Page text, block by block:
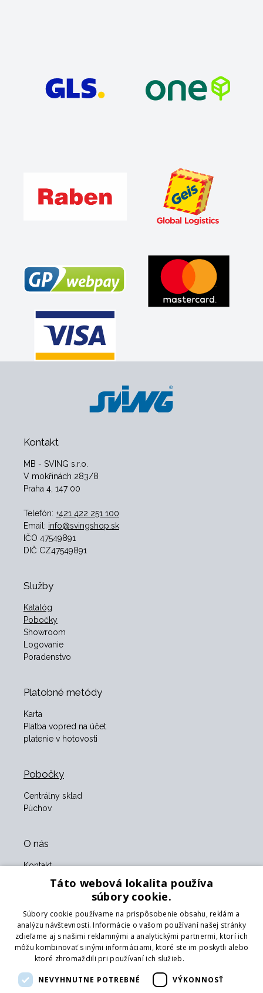
Kontakt
MB - SVING s.r.o.
V mokřinách 283/8
Praha 4, 147 00
Telefón: +421 422 251 100
Email: info@svingshop.sk
IČO 47549891
DIČ CZ47549891
Služby
Katalóg
Pobočky
Showroom
Logovanie
Poradenstvo
Platobné metódy
Karta
Platba vopred na účet
platenie v hotovosti
Pobočky
Centrálny sklad
Púchov
O nás
Kontakt
Obchodné podmienky
Naši partneri
Formulár na vrátenie tovaru
Vrátenie tovaru
Doprava
Táto webová lokalita používa
súbory cookie.
Súbory cookie používame na prispôsobenie obsahu, reklám a
analýzu návštevnosti. Informácie o vašom používaní našej stránky
zdieľame aj s našimi reklamnými a analytickými partnermi, ktorí ich
môžu kombinovať s inými informáciami, ktoré ste im poskytli alebo
ktoré zhromaždili pri používaní ich služieb.
NEVYHNUTNE POTREBNÉ VÝKONNOSŤ